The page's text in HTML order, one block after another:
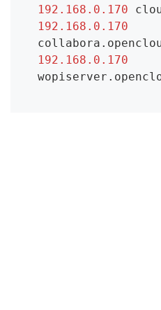
192.168.0.170
192.168.0.170
192.168.0.170